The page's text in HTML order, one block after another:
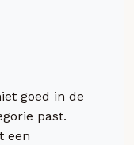
goed in de
past.
een